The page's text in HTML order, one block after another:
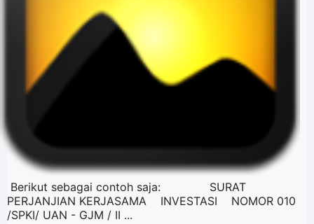
Berikut sebagai contoh saja: SURAT
PERJANJIAN KERJASAMA INVESTASI NOMOR 010
/SPKI/ UAN - GJM / II ...